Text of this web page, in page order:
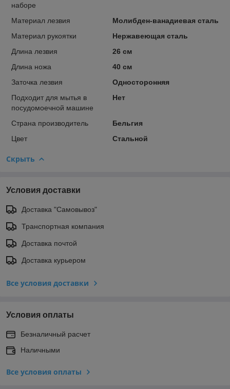
наборе
Материал лезвия
Молибден-ванадиевая сталь
Материал рукоятки
Нержавеющая сталь
Длина лезвия
26 см
Длина ножа
40 см
Заточка лезвия
Односторонняя
Подходит для мытья в
посудомоечной машине
Нет
Страна производитель
Бельгия
Цвет
Стальной
Скрыть
Условия доставки
Доставка "Самовывоз"
Транспортная компания
Доставка почтой
Доставка курьером
Все условия доставки
Условия оплаты
Безналичный расчет
Наличными
Все условия оплаты